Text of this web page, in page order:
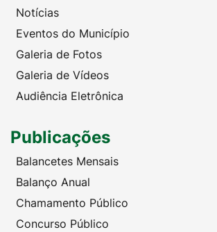
Notícias
Eventos do Município
Galeria de Fotos
Galeria de Vídeos
Audiência Eletrônica
Publicações
Balancetes Mensais
Balanço Anual
Chamamento Público
Concurso Público